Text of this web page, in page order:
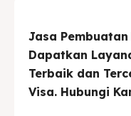
Blog
Blog
Jasa
Dapatkan
Terbaik dan
Visa. Hubungi